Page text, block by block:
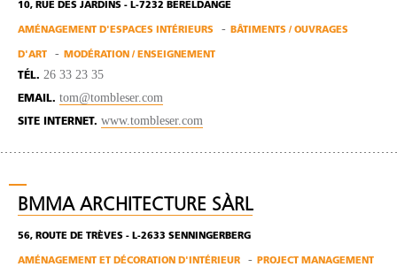
10, RUE DES JARDINS - L-7232 BERELDANGE
AMÉNAGEMENT D'ESPACES INTÉRIEURS BÂTIMENTS / OUVRAGES
D'ART MODÉRATION / ENSEIGNEMENT
TÉL. 26 33 23 35
EMAIL. tom@tombleser.com
SITE INTERNET. www.tombleser.com
BMMA ARCHITECTURE SÀRL
56, ROUTE DE TRÈVES - L-2633 SENNINGERBERG
AMÉNAGEMENT ET DÉCORATION D'INTÉRIEUR PROJECT MANAGEMENT